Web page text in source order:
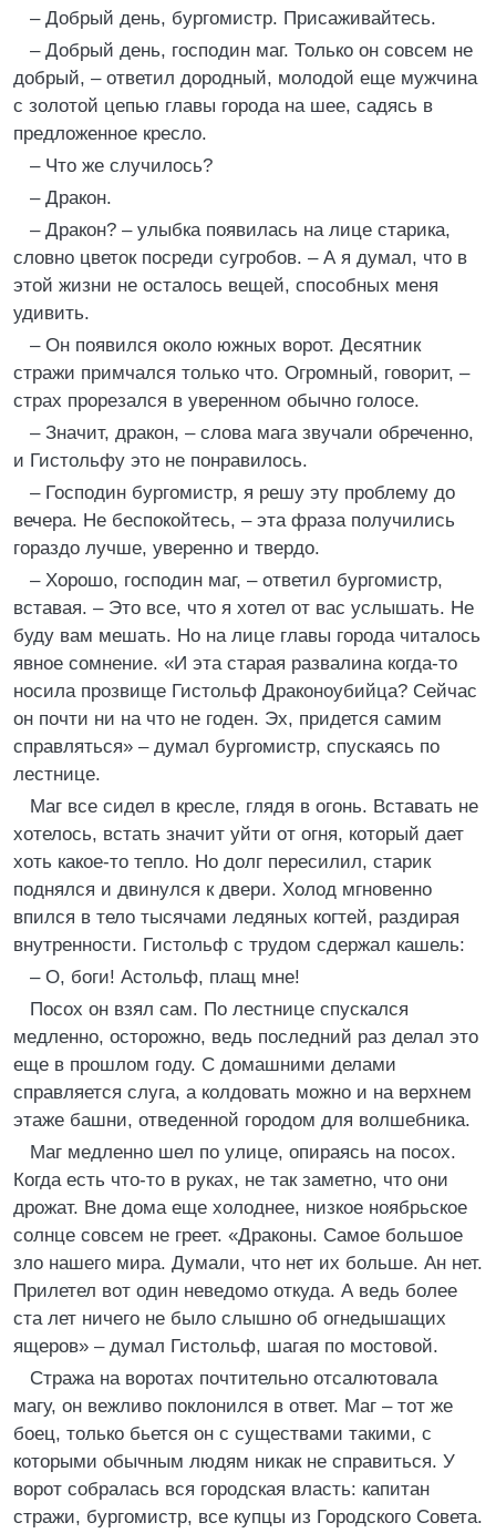
– Добрый день, бургомистр. Присаживайтесь.
– Добрый день, господин маг. Только он совсем не
добрый, – ответил дородный, молодой еще мужчина
с золотой цепью главы города на шее, садясь в
предложенное кресло.
– Что же случилось?
– Дракон.
– Дракон? – улыбка появилась на лице старика,
словно цветок посреди сугробов. – А я думал, что в
этой жизни не осталось вещей, способных меня
удивить.
– Он появился около южных ворот. Десятник
стражи примчался только что. Огромный, говорит, –
страх прорезался в уверенном обычно голосе.
– Значит, дракон, – слова мага звучали обреченно,
и Гистольфу это не понравилось.
– Господин бургомистр, я решу эту проблему до
вечера. Не беспокойтесь, – эта фраза получились
гораздо лучше, уверенно и твердо.
– Хорошо, господин маг, – ответил бургомистр,
вставая. – Это все, что я хотел от вас услышать. Не
буду вам мешать. Но на лице главы города читалось
явное сомнение. «И эта старая развалина когда-то
носила прозвище Гистольф Драконоубийца? Сейчас
он почти ни на что не годен. Эх, придется самим
справляться» – думал бургомистр, спускаясь по
лестнице.
Маг все сидел в кресле, глядя в огонь. Вставать не
хотелось, встать значит уйти от огня, который дает
хоть какое-то тепло. Но долг пересилил, старик
поднялся и двинулся к двери. Холод мгновенно
впился в тело тысячами ледяных когтей, раздирая
внутренности. Гистольф с трудом сдержал кашель:
– О, боги! Астольф, плащ мне!
Посох он взял сам. По лестнице спускался
медленно, осторожно, ведь последний раз делал это
еще в прошлом году. С домашними делами
справляется слуга, а колдовать можно и на верхнем
этаже башни, отведенной городом для волшебника.
Маг медленно шел по улице, опираясь на посох.
Когда есть что-то в руках, не так заметно, что они
дрожат. Вне дома еще холоднее, низкое ноябрьское
солнце совсем не греет. «Драконы. Самое большое
зло нашего мира. Думали, что нет их больше. Ан нет.
Прилетел вот один неведомо откуда. А ведь более
ста лет ничего не было слышно об огнедышащих
ящеров» – думал Гистольф, шагая по мостовой.
Стража на воротах почтительно отсалютовала
магу, он вежливо поклонился в ответ. Маг – тот же
боец, только бьется он с существами такими, с
которыми обычным людям никак не справиться. У
ворот собралась вся городская власть: капитан
стражи, бургомистр, все купцы из Городского Совета.